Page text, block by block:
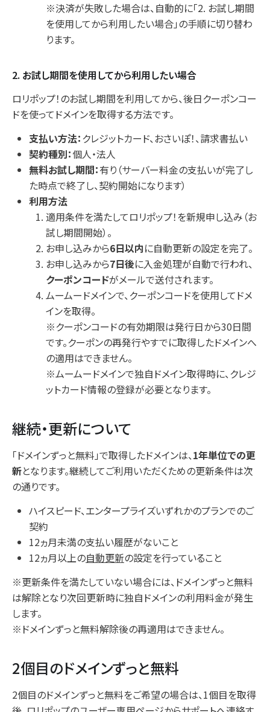
※決済が失敗した場合は、自動的に「2. お試し期間
を使用してから利用したい場合」の手順に切り替わ
ります。
2. お試し期間を使用してから利用したい場合
ロリポップ！のお試し期間を利用してから、後日クーポンコー
ドを使ってドメインを取得する方法です。
支払い方法： クレジットカード、おさいぽ！、請求書払い
契約種別：個人・法人
無料お試し期間：有り（サーバー料金の支払いが完了し
た時点で終了し、契約開始になります）
利用方法
適用条件を満たしてロリポップ！を新規申し込み（お
試し期間開始）。
お申し込みから6日以内に自動更新の設定を完了。
お申し込みから7日後に入金処理が自動で行われ、
クーポンコードがメールで送付されます。
ムームードメインで、クーポンコードを使用してドメ
インを取得。
※クーポンコードの有効期限は発行日から30日間
です。クーポンの再発行やすでに取得したドメインへ
の適用はできません。
※ムームードメインで独自ドメイン取得時に、クレジ
ットカード情報の登録が必要となります。
継続・更新について
「ドメインずっと無料」で取得したドメインは、1年単位での更
新となります。継続してご利用いただくための更新条件は次
の通りです。
ハイスピード、エンタープライズいずれかのプランでのご
契約
12ヵ月未満の支払い履歴がないこと
12ヵ月以上の自動更新の設定を行っていること
※更新条件を満たしていない場合には、ドメインずっと無料
は解除となり次回更新時に独自ドメインの利用料金が発生
します。
※ドメインずっと無料解除後の再適用はできません。
2個目のドメインずっと無料
2個目のドメインずっと無料をご希望の場合は、1個目を取得